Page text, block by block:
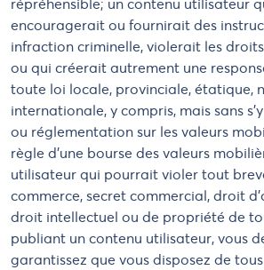
répréhensible; un contenu utilisateur
encouragerait ou fournirait des
infraction criminelle, violerait les
ou qui créerait autrement une
toute loi locale, provinciale, étatique,
internationale, y compris, mais sans
ou réglementation sur les valeurs
règle d'une bourse des valeurs
utilisateur qui pourrait violer tout
commerce, secret commercial, droit
droit intellectuel ou de propriété de
publiant un contenu utilisateur, vous
garantissez que vous disposez de